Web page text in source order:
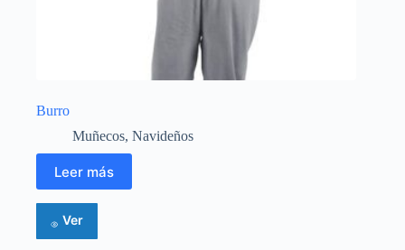
Burro
Muñecos, Navideños
Leer más
Ver